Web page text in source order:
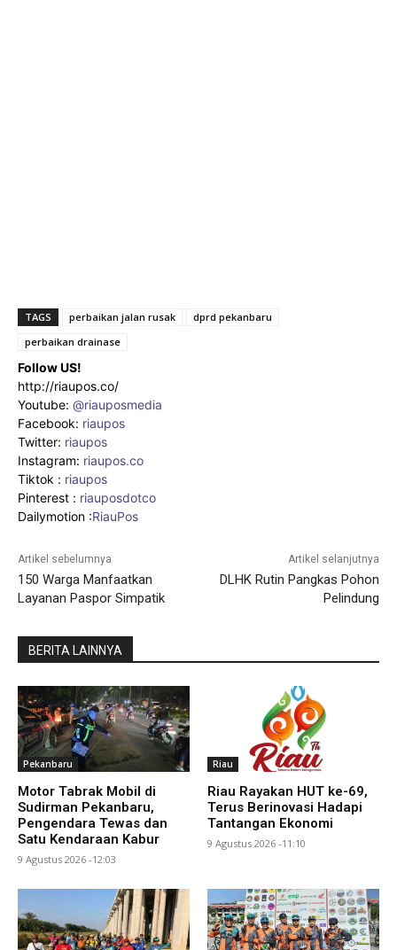
TAGS perbaikan jalan rusak
dprd pekanbaru
perbaikan drainase
Follow US!
http://riaupos.co/
Youtube: @riauposmedia
Facebook: riaupos
Twitter: riaupos
Instagram: riaupos.co
Tiktok : riaupos
Pinterest : riauposdotco
Dailymotion :RiauPos
Artikel sebelumnya
150 Warga Manfaatkan
Layanan Paspor Simpatik
Artikel selanjutnya
DLHK Rutin Pangkas Pohon
Pelindung
BERITA LAINNYA
Pekanbaru
Motor Tabrak Mobil di
Sudirman Pekanbaru,
Pengendara Tewas dan
Satu Kendaraan Kabur
9 Agustus 2026 -12:03
Riau
Riau Rayakan HUT ke-69,
Terus Berinovasi Hadapi
Tantangan Ekonomi
9 Agustus 2026 -11:10